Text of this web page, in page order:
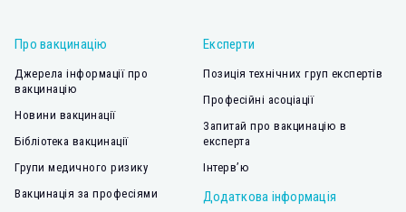
Про вакцинацію
Джерела інформації про
вакцинацію
Новини вакцинації
Бібліотека вакцинації
Групи медичного ризику
Вакцинація за професіями
Експерти
Позиція технічних груп експертів
Професійні асоціації
Запитай про вакцинацію в
експерта
Інтерв’ю
Додаткова інформація